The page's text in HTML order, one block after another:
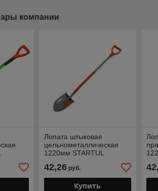
компании
Лопата штыковая
цельнометаллическая
1220мм STARTUL
(пр-во РБ)
42,26руб.
Купить